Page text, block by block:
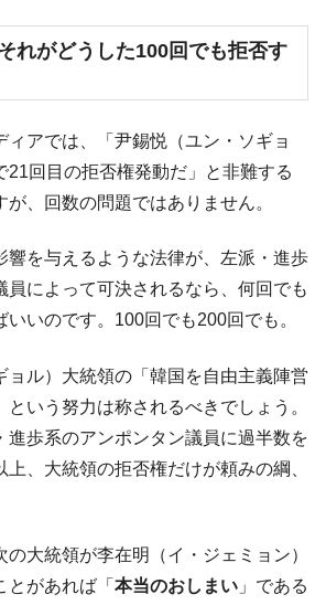
？
ーズ挑戦の歴史。松山以前に最高位
本塁打、最多の清原に次いで多く打っ
は？
ルの高額取引馬が稼いだ金額とは？
れがどうした100回でも拒否す
ィアでは、「尹錫悦（ユン・ソギョ
21回目の拒否権発動だ」と非難する
、回数の問題ではありません。
響を与えるような法律が、左派・進歩
員によって可決されるなら、何回でも
いのです。100回でも200回でも。
ョル）大統領の「韓国を自由主義陣営
という努力は称されるべきでしょう。
進歩系のアンポンタン議員に過半数を
、大統領の拒否権だけが頼みの綱、
大統領が李在明（イ・ジェミョン）
とがあれば「 本当のおしまい 」である